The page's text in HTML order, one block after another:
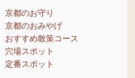
京都のお守り
京都のおみやげ
おすすめ散策コース
穴場スポット
定番スポット